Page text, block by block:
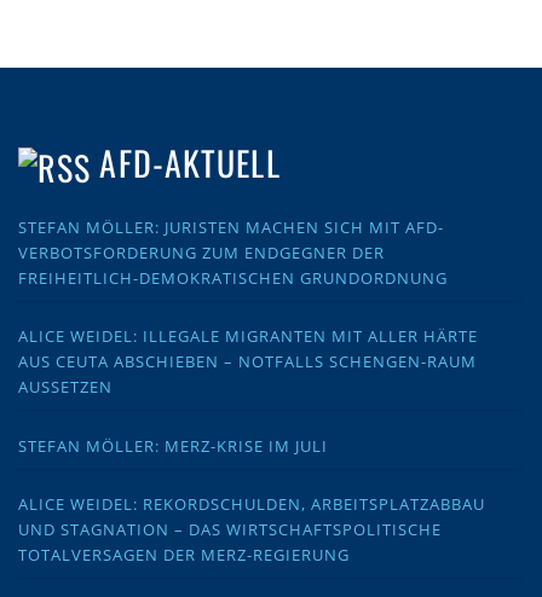
AFD-AKTUELL
STEFAN MÖLLER: JURISTEN MACHEN SICH MIT AFD-
VERBOTSFORDERUNG ZUM ENDGEGNER DER
FREIHEITLICH-DEMOKRATISCHEN GRUNDORDNUNG
ALICE WEIDEL: ILLEGALE MIGRANTEN MIT ALLER HÄRTE
AUS CEUTA ABSCHIEBEN – NOTFALLS SCHENGEN-RAUM
AUSSETZEN
STEFAN MÖLLER: MERZ-KRISE IM JULI
ALICE WEIDEL: REKORDSCHULDEN, ARBEITSPLATZABBAU
UND STAGNATION – DAS WIRTSCHAFTSPOLITISCHE
TOTALVERSAGEN DER MERZ-REGIERUNG